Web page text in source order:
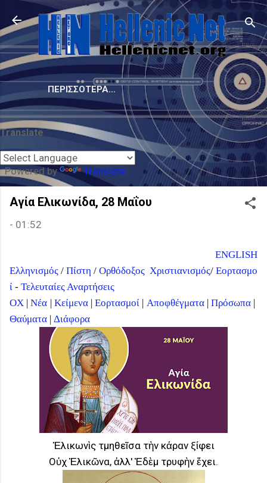
Μετάβαση στο κύριο περιεχόμενο
ΠΕΡΙΣΣΌΤΕΡΑ…
Translate
Powered by Translate
Αγία Ελικωνίδα, 28 Μαΐου
- 01:52
ENGLISH
Ελληνισμός / Πίστη / Ορθόδοξος Χριστιανισμός/ Εορτασμο
ί - Τελευταίες Αναρτήσεις
ΟΧ |Νέα Κείμενα|Εορτασμοί Αποφθέγματα| Πρόσωπα|
Θαύματα Διάφορα
Ἑλικωνὶς τμηθεῖσα τὴν κάραν ξίφει
Οὐχ Ἑλικῶνα, ἀλλ' Ἐδὲμ τρυφὴν ἔχει.